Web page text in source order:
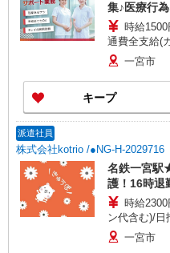
集♪医療行
時給
通費全支給(
一宮市
キープ
派遣社員
株式会社kotrio /●NG-H-2029716
名鉄一宮駅
護！16時退
時給
ン代含む)/日
一宮市